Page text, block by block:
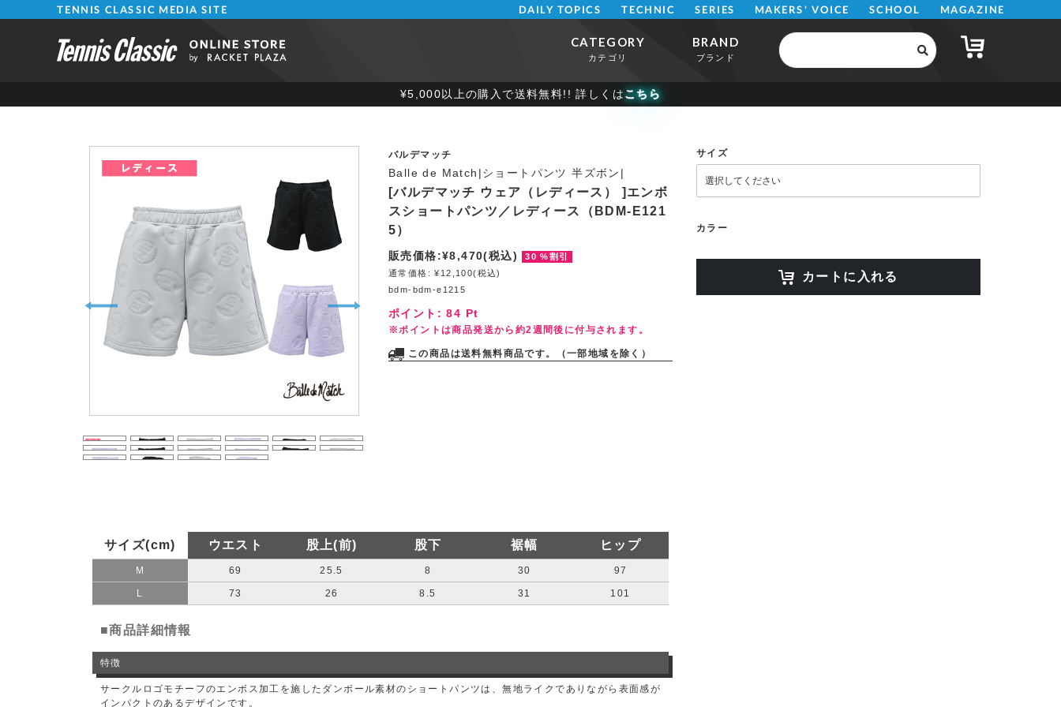
¥5,000以上の購入で送料無料!! 詳しくはこちら
TENNIS CLASSIC MEDIA SITE DAILY TOPICS TECHNIC SERIES MAKERS' VOICE SCHOOL MAGAZINE
CATEGORY
カテゴリ
BRAND
ブランド
バルデマッチ
Balle de Match|ショートパンツ 半ズボン|
[バルデマッチ ウェア（レディース） ]エンボ
スショートパンツ／レディース（BDM-E121
5）
販売価格:¥8,470(税込)
30 %割引
通常価格: ¥12,100(税込)
bdm-bdm-e1215
ポイント:84 Pt
※ポイントは商品発送から約2週間後に付与されます。
この商品は送料無料商品です。（一部地域を除く）
サイズ
カラー
カートに入れる
サイズ(cm) ウエスト 股上(前) 股下 裾幅 ヒップ
M 69 25.5 8 30 97
L 73 26 8.5 31 101
■商品詳細情報
特徴
サークルロゴモチーフのエンボス加工を施したダンボール素材のショートパンツは、無地ライクでありながら表面感が
インパクトのあるデザインです。